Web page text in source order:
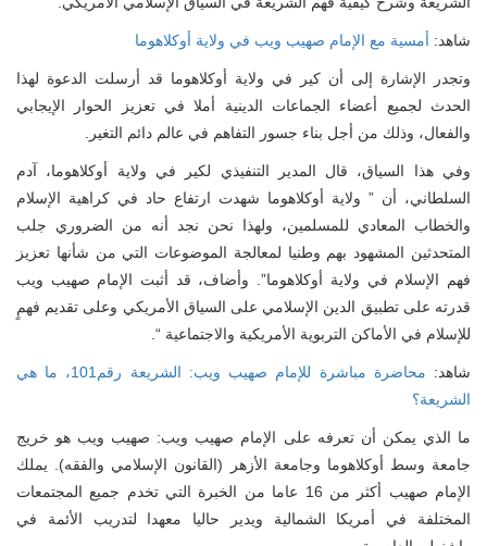
شاهد:أمسية مع الإمام صهيب ويب في ولاية أوكلاهوما
وتجدر الإشارة إلى أن كير في ولاية أوكلاهوما قد أرسلت الدعوة لهذا
الحدث لجميع أعضاء الجماعات الدينية أملا في تعزيز الحوار الإيجابي
والفعال، وذلك من أجل بناء جسور التفاهم في عالم دائم التغير.
وفي هذا السياق، قال المدير التنفيذي لكير في ولاية أوكلاهوما، آدم
السلطاني، أن ” ولاية أوكلاهوما شهدت ارتفاع حاد في كراهية الإسلام
والخطاب المعادي للمسلمين، ولهذا نحن نجد أنه من الضروري جلب
المتحدثين المشهود بهم وطنيا لمعالجة الموضوعات التي من شأنها تعزيز
فهم الإسلام في ولاية أوكلاهوما”. وأضاف، قد أثبت الإمام صهيب ويب
قدرته على تطبيق الدين الإسلامي على السياق الأمريكي وعلى تقديم فهمٍ
للإسلام في الأماكن التربوية الأمريكية والاجتماعية “.
شاهد:
محاضرة مباشرة للإمام صهيب ويب: الشريعة رقم101، ما هي
الشريعة؟
ما الذي يمكن أن تعرفه على الإمام صهيب ويب: صهيب ويب هو خريج
جامعة وسط أوكلاهوما وجامعة الأزهر (القانون الإسلامي والفقه). يملك
الإمام صهيب أكثر من 16 عاما من الخبرة التي تخدم جميع المجتمعات
المختلفة في أمريكا الشمالية ويدير حاليا معهدا لتدريب الأئمة في